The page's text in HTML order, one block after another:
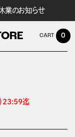
業のお知らせ
0
23:59迄